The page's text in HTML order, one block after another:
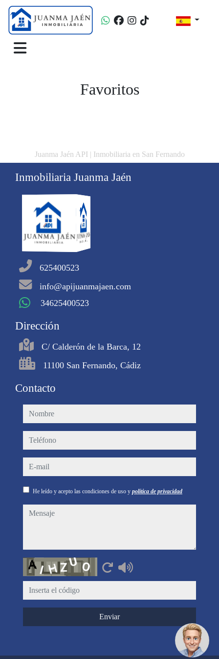
Favoritos
Juanma Jaén API | Inmobiliaria en San Fernando
Inmobiliaria Juanma Jaén
625400523
info@apijuanmajaen.com
34625400523
Dirección
C/ Calderón de la Barca, 12
11100 San Fernando, Cádiz
Contacto
nombre
teléfono
e-mail
He leído y acepto las condiciones de uso y política de privacidad
mensaje
Captcha
Enviar